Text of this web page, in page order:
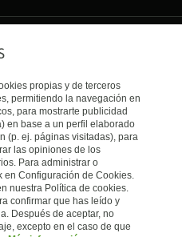
propias y de terceros
permitiendo la navegación en
para mostrarte publicidad
en base a un perfil elaborado
(p. ej. páginas visitadas), para
las opiniones de los
Para administrar o
en Configuración de Cookies.
nuestra Política de cookies.
confirmar que has leído y
Después de aceptar, no
excepto en el caso de que